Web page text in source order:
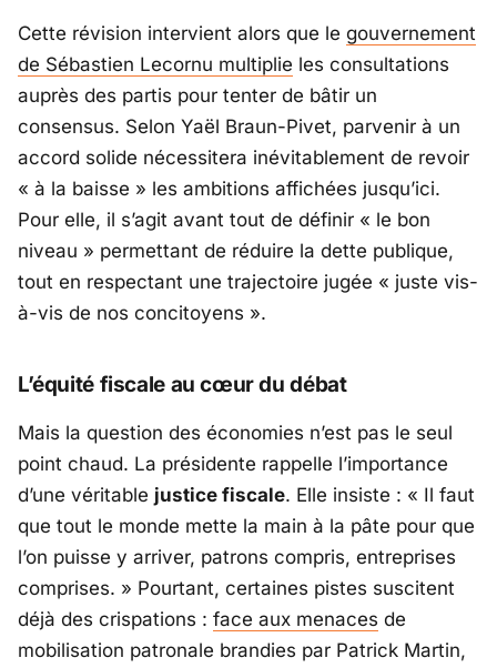
Cette révision intervient alors que le gouvernement
de Sébastien Lecornu multiplie les consultations
auprès des partis pour tenter de bâtir un
consensus. Selon Yaël Braun-Pivet, parvenir à un
accord solide nécessitera inévitablement de revoir
« à la baisse » les ambitions affichées jusqu’ici.
Pour elle, il s’agit avant tout de définir « le bon
niveau » permettant de réduire la dette publique,
tout en respectant une trajectoire jugée « juste vis-
à-vis de nos concitoyens ».
L’équité fiscale au cœur du débat
Mais la question des économies n’est pas le seul
point chaud. La présidente rappelle l’importance
d’une véritable justice fiscale. Elle insiste : « Il faut
que tout le monde mette la main à la pâte pour que
l’on puisse y arriver, patrons compris, entreprises
comprises. » Pourtant, certaines pistes suscitent
déjà des crispations : face aux menaces de
mobilisation patronale brandies par Patrick Martin,